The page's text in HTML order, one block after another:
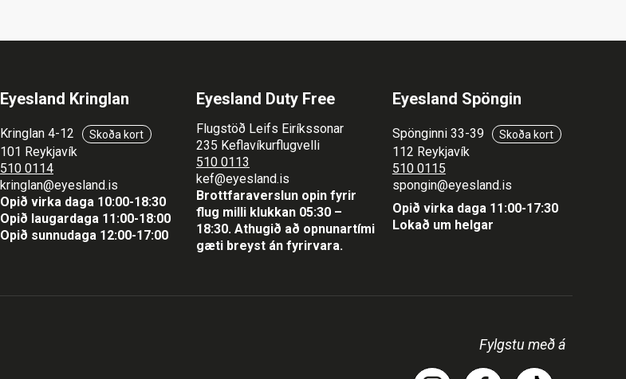
Eyesland Kringlan
Kringlan 4-12 Skoða kort
101 Reykjavík
510 0114
kringlan@eyesland.is
Opið virka daga 10:00-18:30
Opið laugardaga 11:00-18:00
Opið sunnudaga 12:00-17:00
Eyesland Duty Free
Flugstöð Leifs Eiríkssonar
235 Keflavíkurflugvelli
510 0113
kef@eyesland.is
Brottfaraverslun opin fyrir
flug milli klukkan 05:30 –
18:30. Athugið að opnunartími
gæti breyst án fyrirvara.
Eyesland Spöngin
Spönginni 33-39 Skoða kort
112 Reykjavík
510 0115
spongin@eyesland.is
Opið virka daga 11:00-17:30
Lokað um helgar
Fylgstu með á